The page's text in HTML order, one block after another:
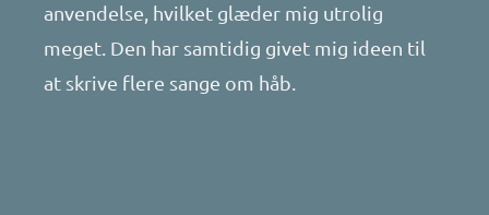
anvendelse, hvilket glæder mig utrolig
meget. Den har samtidig givet mig ideen til
at skrive flere sange om håb.